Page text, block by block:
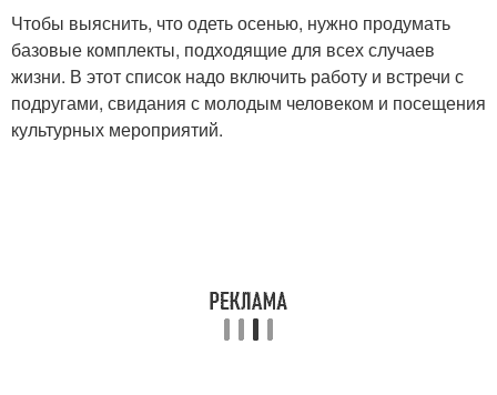
Чтобы выяснить, что одеть осенью, нужно продумать
базовые комплекты, подходящие для всех случаев
жизни. В этот список надо включить работу и встречи с
подругами, свидания с молодым человеком и посещения
культурных мероприятий.